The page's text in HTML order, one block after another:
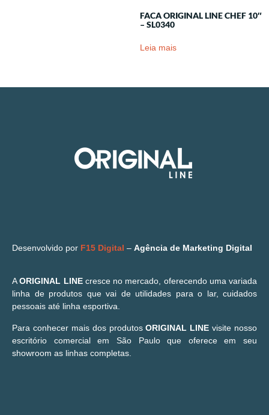
FACA ORIGINAL LINE CHEF 10″
– SL0340
Leia mais
Desenvolvido por F15 Digital – Agência de Marketing Digital
AORIGINAL LINEcresce no mercado, oferecendo uma variada
linha de produtos que vai de utilidades para o lar, cuidados
pessoais até linha esportiva.
Para conhecer mais dos produtosORIGINAL LINE visite nosso
escritório comercial em São Paulo que oferece em seu
showroom as linhas completas.